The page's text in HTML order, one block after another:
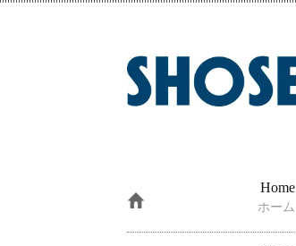
Home
ホーム